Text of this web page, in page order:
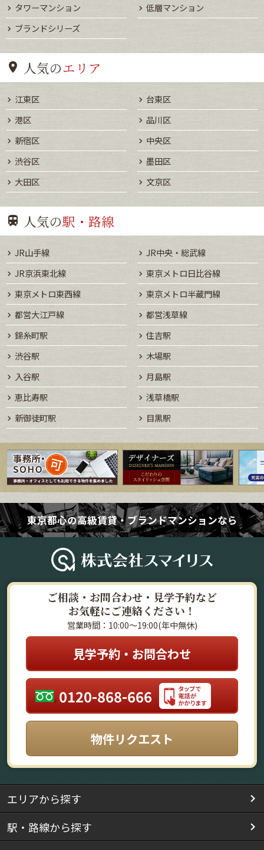
タワーマンション
低層マンション
ブランドシリーズ
人気のエリア
江東区
台東区
港区
品川区
新宿区
中央区
渋谷区
墨田区
大田区
文京区
人気の駅・路線
JR山手線
JR中央・総武線
JR京浜東北線
東京メトロ日比谷線
東京メトロ東西線
東京メトロ半蔵門線
都営大江戸線
都営浅草線
錦糸町駅
住吉駅
渋谷駅
木場駅
入谷駅
月島駅
恵比寿駅
浅草橋駅
新御徒町駅
目黒駅
東京都心の高級賃貸・ブランドマンションなら
ご相談・お問合わせ・見学予約など
お気軽にご連絡ください！
営業時間：10:00～19:00(年中無休)
見学予約・お問合わせ
0120-868-666
物件リクエスト
エリアから探す
駅・路線から探す